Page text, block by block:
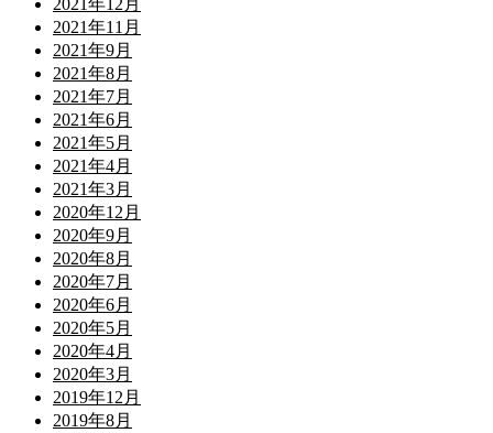
2021年12月
2021年11月
2021年9月
2021年8月
2021年7月
2021年6月
2021年5月
2021年4月
2021年3月
2020年12月
2020年9月
2020年8月
2020年7月
2020年6月
2020年5月
2020年4月
2020年3月
2019年12月
2019年8月